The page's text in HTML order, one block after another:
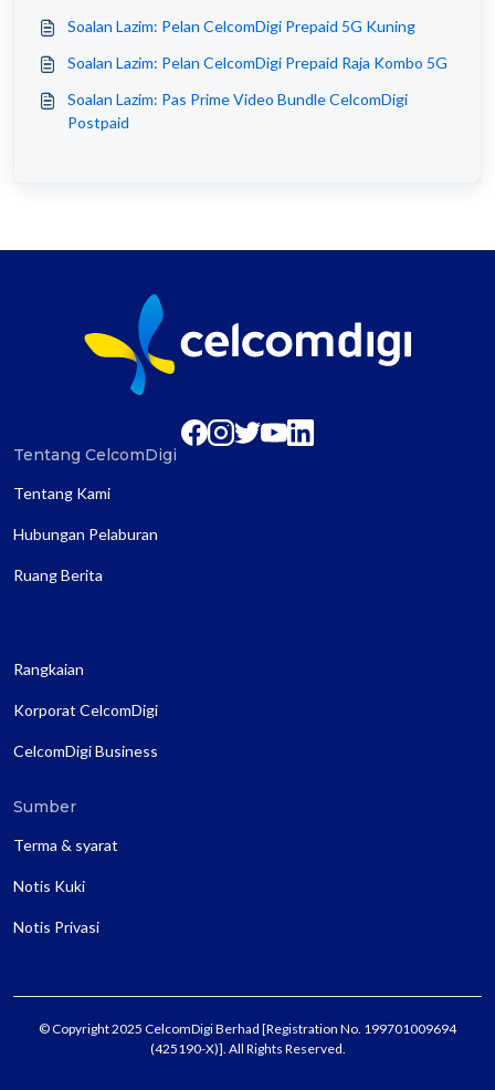
Soalan Lazim: Pelan CelcomDigi Prepaid 5G Kuning
Soalan Lazim: Pelan CelcomDigi Prepaid Raja Kombo 5G
Soalan Lazim: Pas Prime Video Bundle CelcomDigi
Postpaid
Tentang CelcomDigi
Tentang Kami
Hubungan Pelaburan
Ruang Berita
Rangkaian
Korporat CelcomDigi
CelcomDigi Business
Sumber
Terma & syarat
Notis Kuki
Notis Privasi
© Copyright 2025 CelcomDigi Berhad [Registration No. 199701009694
(425190-X)]. All Rights Reserved.